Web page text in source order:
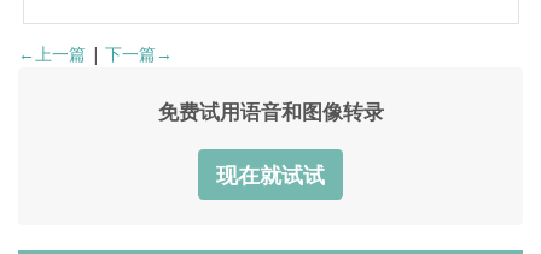
←上一篇 | 下一篇→
免费试用语音和图像转录
现在就试试